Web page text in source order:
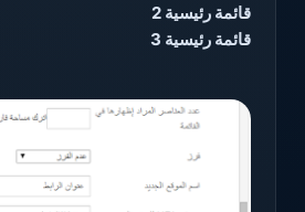
قائمة رئيسية 2
قائمة رئيسية 3